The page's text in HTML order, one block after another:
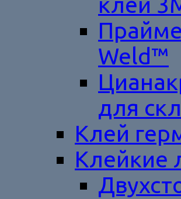
Weld™
для
Клей
Клейкие